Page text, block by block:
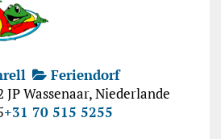
Feriendorf
Wassenaar, Niederlande
+31 70 515 5255